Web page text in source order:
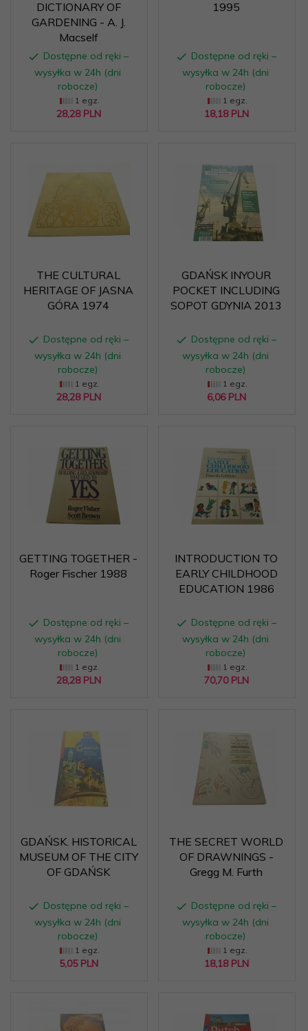
DICTIONARY OF
GARDENING - A. J.
Macself
Dostępne od ręki –
wysyłka w 24h (dni
robocze)
1 egz.
28,28 PLN
1995
Dostępne od ręki –
wysyłka w 24h (dni
robocze)
1 egz.
18,18 PLN
THE CULTURAL
HERITAGE OF JASNA
GÓRA 1974
Dostępne od ręki –
wysyłka w 24h (dni
robocze)
1 egz.
28,28 PLN
GDAŃSK INYOUR
POCKET INCLUDING
SOPOT GDYNIA 2013
Dostępne od ręki –
wysyłka w 24h (dni
robocze)
1 egz.
6,06 PLN
GETTING TOGETHER -
Roger Fischer 1988
Dostępne od ręki –
wysyłka w 24h (dni
robocze)
1 egz.
28,28 PLN
INTRODUCTION TO
EARLY CHILDHOOD
EDUCATION 1986
Dostępne od ręki –
wysyłka w 24h (dni
robocze)
1 egz.
70,70 PLN
GDAŃSK. HISTORICAL
MUSEUM OF THE CITY
OF GDAŃSK
Dostępne od ręki –
wysyłka w 24h (dni
robocze)
1 egz.
5,05 PLN
THE SECRET WORLD
OF DRAWNINGS -
Gregg M. Furth
Dostępne od ręki –
wysyłka w 24h (dni
robocze)
1 egz.
18,18 PLN